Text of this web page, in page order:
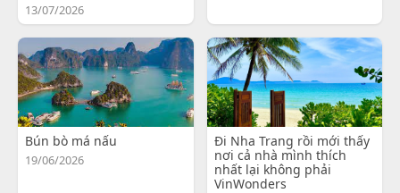
13/07/2026
Bún bò má nấu
19/06/2026
Đi Nha Trang rồi mới thấy
nơi cả nhà mình thích
nhất lại không phải
VinWonders